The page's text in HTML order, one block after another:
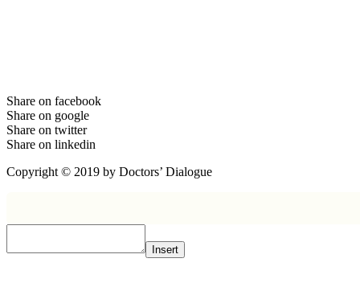
Share on facebook
Share on google
Share on twitter
Share on linkedin
Copyright © 2019 by Doctors’ Dialogue
Insert